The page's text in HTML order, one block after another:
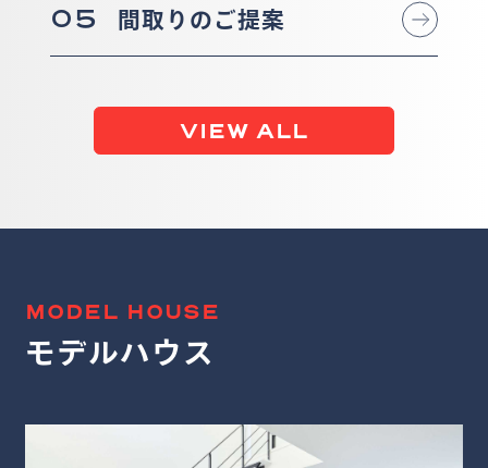
05 間取りのご提案
VIEW ALL
MODEL HOUSE
モデルハウス